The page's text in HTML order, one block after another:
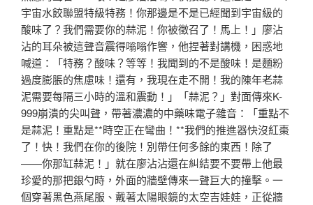
宇宙水餃聯盟特級特務！你那邊是不是已經聞到宇宙級的
酸味了？我們需要你的蒜泥！你被徵召了！馬上！」廖沾
沾的耳朵被這聲音震得嗡嗡作響，他捏著對講機，困惑地
喊道：「特務？酸味？等等！我聞到的不是酸味！是麵粉
過度膨脹的焦慮味！還有，我現在走不開！我的陳年老蒜
泥需要每隔三小時的溫和震動！」「蒜泥？」對面傳來K-
999崩潰的尖叫聲，帶著濃濃的中藥味電子雜音：「重點不
是蒜泥！重點是**時空正在彎曲！**我們的推進器快沒紅棗
了！快！我們在你的後院！別帶任何多餘的東西！除了
——你那缸蒜泥！」就在廖沾沾還在糾結要不要帶上他最
珍愛的那把銀勺時，外面的牆壁傳來一聲巨大的撞擊。一
個穿著黑色燕尾服、戴著太陽眼鏡的太空吉娃娃，正從牆